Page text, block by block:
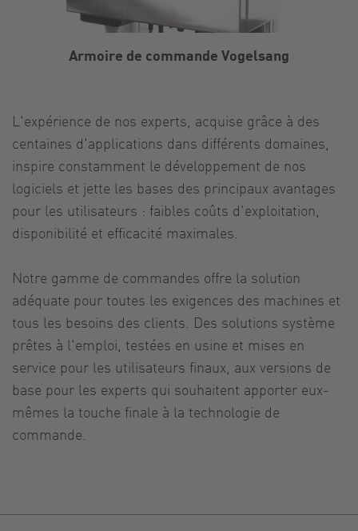
Armoire de commande Vogelsang
L'expérience de nos experts, acquise grâce à des
centaines d'applications dans différents domaines,
inspire constamment le développement de nos
logiciels et jette les bases des principaux avantages
pour les utilisateurs : faibles coûts d'exploitation,
disponibilité et efficacité maximales.
Notre gamme de commandes offre la solution
adéquate pour toutes les exigences des machines et
tous les besoins des clients. Des solutions système
prêtes à l'emploi, testées en usine et mises en
service pour les utilisateurs finaux, aux versions de
base pour les experts qui souhaitent apporter eux-
mêmes la touche finale à la technologie de
commande.